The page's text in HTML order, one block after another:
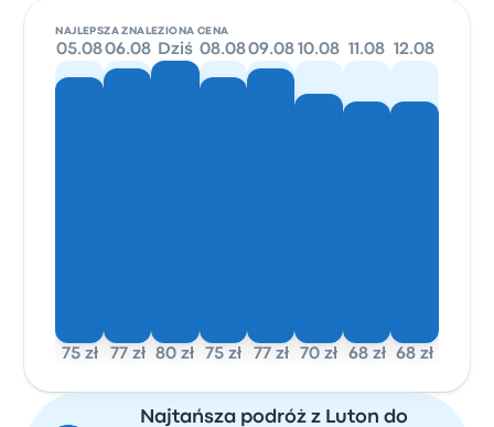
NAJLEPSZA ZNALEZIONA CENA
05.08
75 zł
06.08
77 zł
Dziś
80 zł
08.08
75 zł
09.08
77 zł
10.08
70 zł
11.08
68 zł
12.08
68 zł
Najtańsza podróż z Luton do